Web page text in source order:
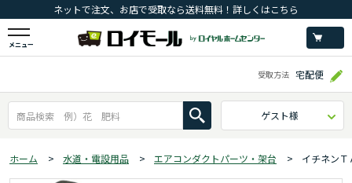
ネットで注文、お店で受取なら送料無料！詳しくはこちら
メニュー
受取方法 宅配便
ゲスト様
ホーム > 水道・電設用品 > エアコンダクトパーツ・架台 > イチネン